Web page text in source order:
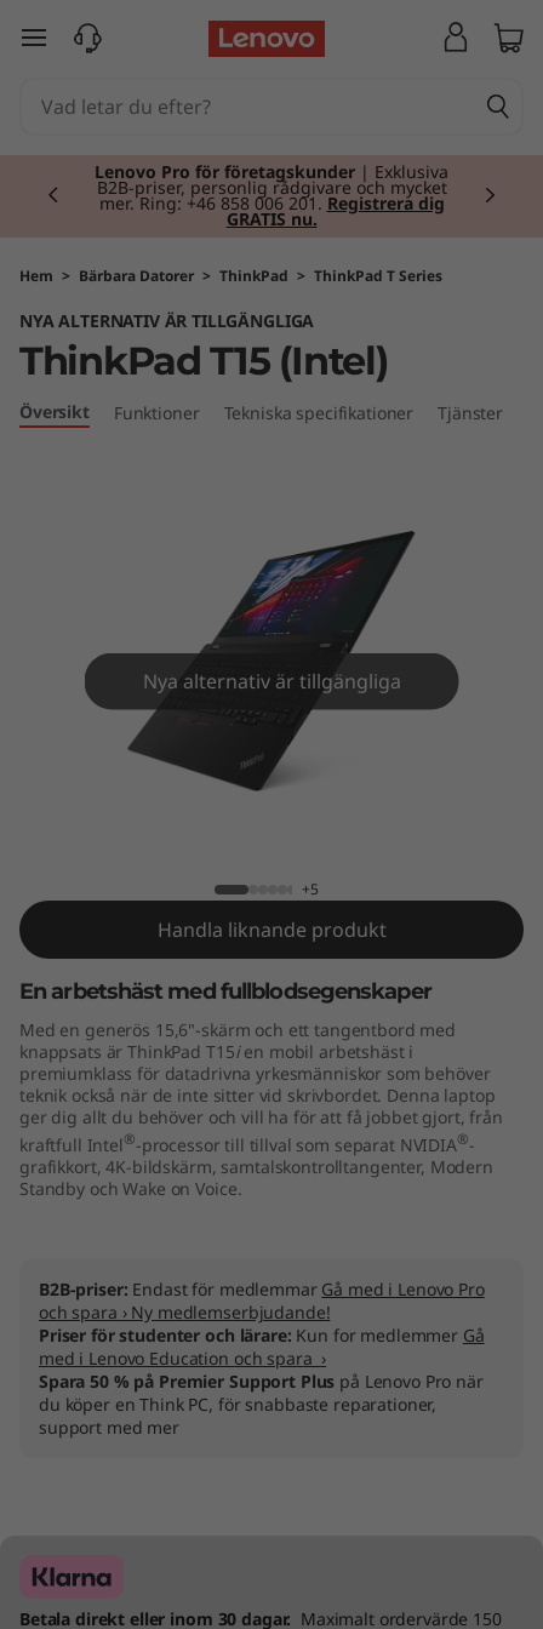
T
P
a
d
T
hoppa vidare till huvudinnehållet
Lenovo Pro för företagskunder | Exklusiva
B2B-priser, personlig rådgivare och mycket
mer. Ring: +46 858 006 201. Registrera dig
GRATIS nu.
Currently displaying item 2 of 2
Hem > Bärbara Datorer > ThinkPad > ThinkPad T Series
NYA ALTERNATIV ÄR TILLGÄNGLIGA
ThinkPad T15 (Intel)
Översikt Funktioner Tekniska specifikationer Tjänster
Nya alternativ är tillgängliga
+5
Handla liknande produkt
En arbetshäst med fullblodsegenskaper
Med en generös 15,6"-skärm och ett tangentbord med
knappsats är ThinkPad T15ien mobil arbetshäst i
premiumklass för datadrivna yrkesmänniskor som behöver
teknik också när de inte sitter vid skrivbordet. Denna laptop
ger dig allt du behöver och vill ha för att få jobbet gjort, från
kraftfull Intel®-processor till tillval som separat NVIDIA®-
grafikkort, 4K-bildskärm, samtalskontrolltangenter, Modern
Standby och Wake on Voice.
B2B-priser: Endast för medlemmar Gå med i Lenovo Pro
och spara › Ny medlemserbjudande!
Priser för studenter och lärare: Kun for medlemmer Gå
med i Lenovo Education och spara ›
Spara 50 % på Premier Support Plus på Lenovo Pro när
du köper en Think PC, för snabbaste reparationer,
support med mer
Betala direkt eller inom 30 dagar. Maximalt ordervärde 150